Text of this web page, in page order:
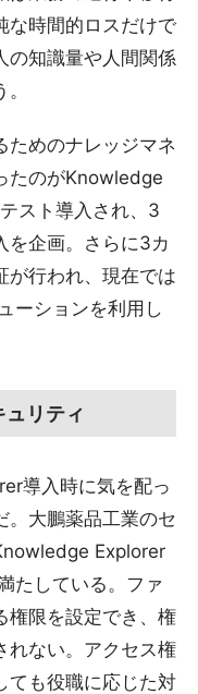
な時間的ロスだけで
の知識量や人間関係
ためのナレッジマネ
たのがKnowledge
スト導入され、3
を企画。さらに3カ
が行われ、現在では
ーションを利用し
リティ
導入時に気を配っ
。大鵬薬品工業のセ
Explorer
たしている。ファ
権限を設定でき、権
れない。アクセス権
ても役職に応じた対